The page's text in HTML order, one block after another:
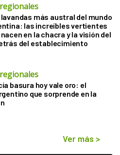
lavandas más austral del mundo
las increíbles vertientes
en la chacra y la visión del
del establecimiento
basura hoy vale oro: el
que sorprende en la
Ver más >